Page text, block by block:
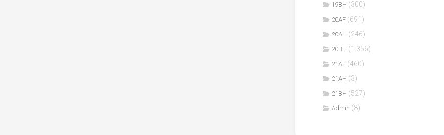
19BH (300)
20AF (691)
20AH (246)
20BH (1.356)
21AF (460)
21AH (3)
21BH (527)
Admin (8)